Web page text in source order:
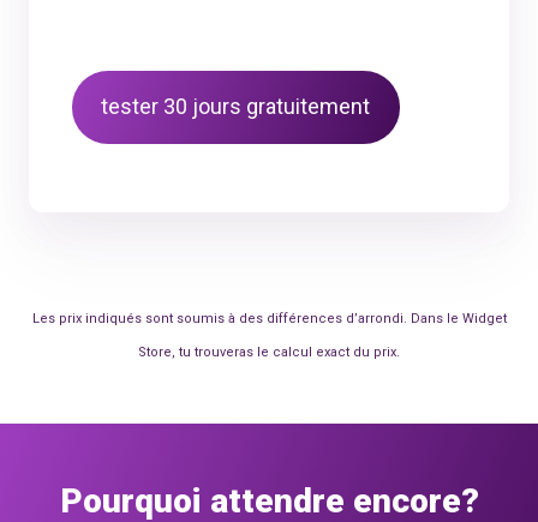
tester 30 jours gratuitement
Les prix indiqués sont soumis à des différences d’arrondi. Dans le Widget
Store, tu trouveras le calcul exact du prix.
Pourquoi attendre encore?